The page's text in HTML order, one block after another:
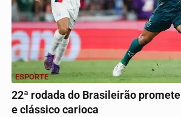
ESPORTE
22ª rodada do Brasileirão
e clássico carioca